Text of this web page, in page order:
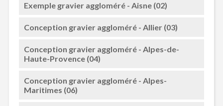
Exemple gravier aggloméré - Aisne (02)
Conception gravier aggloméré - Allier (03)
Conception gravier aggloméré - Alpes-de-
Haute-Provence (04)
Conception gravier aggloméré - Alpes-
Maritimes (06)